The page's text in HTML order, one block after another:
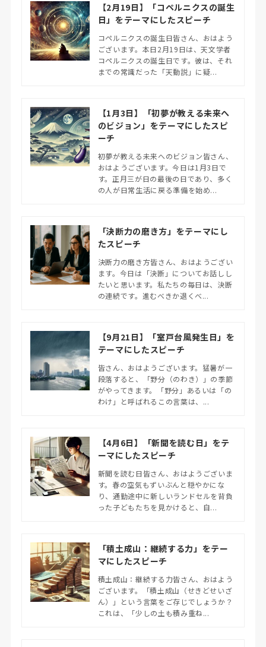
【2月19日】「コペルニクスの誕生
日」をテーマにしたスピーチ
コペルニクスの誕生日皆さん、おはよう
ございます。本日2月19日は、天文学者
コペルニクスの誕生日です。彼は、それ
までの常識だった「天動説」に疑...
【1月3日】「初夢が教える未来へ
のビジョン」をテーマにしたスピ
ーチ
初夢が教える未来へのビジョン皆さん、
おはようございます。今日は1月3日で
す。正月三が日の最後の日であり、多く
の人が日常生活に戻る準備を始め...
「決断力の磨き方」をテーマにし
たスピーチ
決断力の磨き方皆さん、おはようござい
ます。今日は「決断」についてお話しし
たいと思います。私たちの毎日は、決断
の連続です。進むべきか退くべ...
【9月21日】「室戸台風発生日」を
テーマにしたスピーチ
皆さん、おはようございます。猛暑が一
段落すると、「野分（のわき）」の季節
がやってきます。「野分」あるいは「の
わけ」と呼ばれるこの言葉は、...
【4月6日】「新聞を読む日」をテ
ーマにしたスピーチ
新聞を読む日皆さん、おはようございま
す。春の空気もずいぶんと穏やかにな
り、通勤途中に新しいランドセルを背負
った子どもたちを見かけると、自...
「積土成山：継続する力」をテー
マにしたスピーチ
積土成山：継続する力皆さん、おはよう
ございます。「積土成山（せきどせいざ
ん）」という言葉をご存じでしょうか？
これは、「少しの土も積み重ね...